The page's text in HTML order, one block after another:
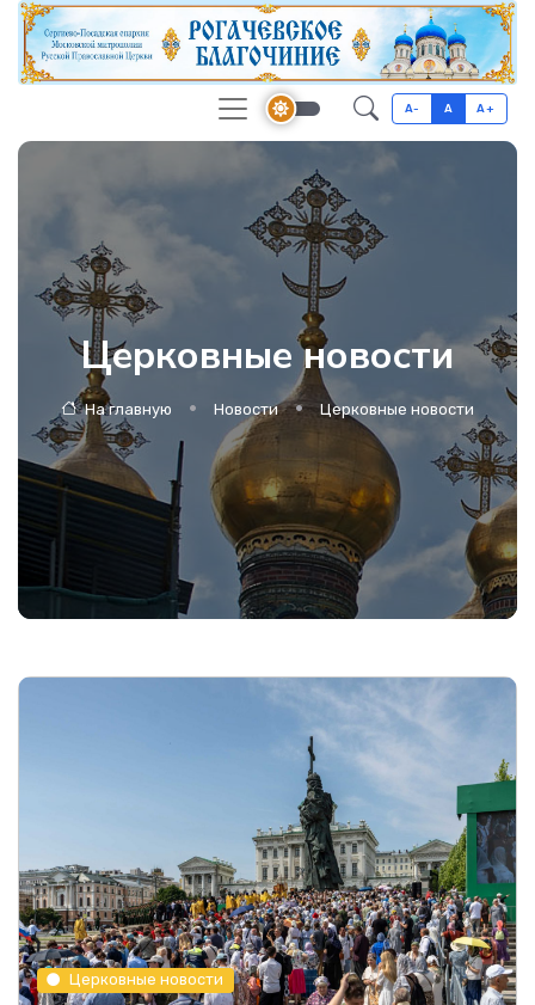
A- A A+
Церковные новости
На главную Новости Церковные новости
Церковные новости